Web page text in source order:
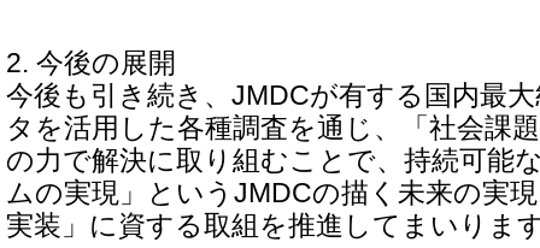
2. 今後の展開
今後も引き続き、JMDCが有する国内最
タを活用した各種調査を通じ、「社会課
の力で解決に取り組むことで、持続可能
ムの実現」というJMDCの描く未来の実
実装」に資する取組を推進してまいりま